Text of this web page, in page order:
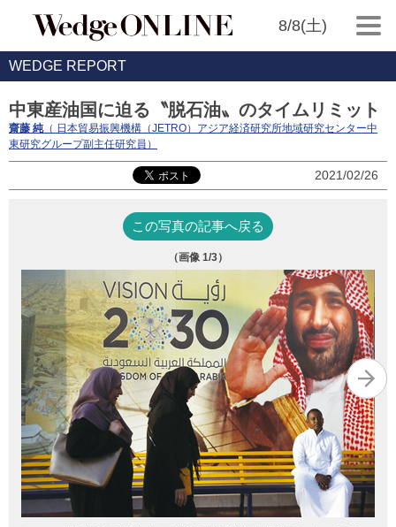
8/8(土)
WEDGE REPORT
中東産油国に迫る〝脱石油〟のタイムリミット
齋藤 純（ 日本貿易振興機構（JETRO）アジア経済研究所地域研究センター中
東研究グループ副主任研究員）
2021/02/26
この写真の記事へ戻る
（画像 1/3）